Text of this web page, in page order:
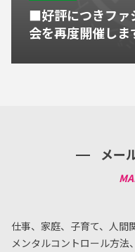
■好評につきファ
会を再度開催しま
メー
仕事、家庭、子育て、人間
メンタルコントロール方法、